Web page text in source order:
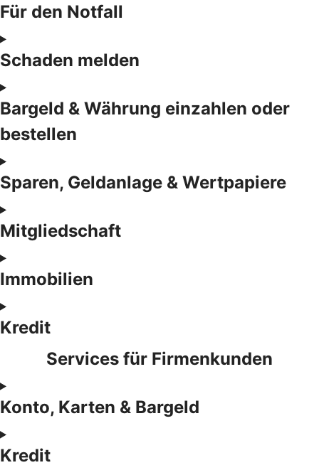
Für den Notfall
Schaden melden
Bargeld & Währung einzahlen oder
bestellen
Sparen, Geldanlage & Wertpapiere
Mitgliedschaft
Immobilien
Kredit
Services für Firmenkunden
Konto, Karten & Bargeld
Kredit